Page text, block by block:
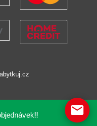
Real Cookie Banneru